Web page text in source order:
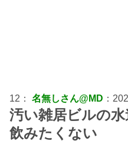
12： 名無しさん@MD ：
汚い雑居ビルの
飲みたくない